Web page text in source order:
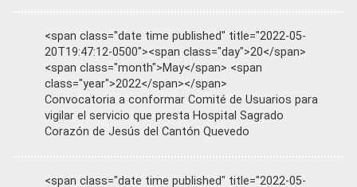
<span class="date time published" title="2022-05-
20T19:47:12-0500"><span class="day">20</span>
<span class="month">May</span> <span
class="year">2022</span></span>
Convocatoria a conformar Comité de Usuarios para
vigilar el servicio que presta Hospital Sagrado
Corazón de Jesús del Cantón Quevedo
<span class="date time published" title="2022-05-